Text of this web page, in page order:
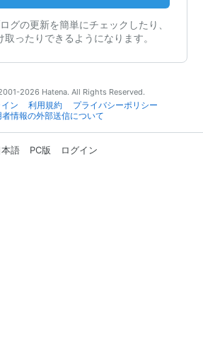
グの更新を簡単にチェックしたり、
ったりできるようになります。
2026 Hatena. All Rights Reserved.
ン 利用規約
プライバシーポリシー
者情報の外部送信について
本語 PC版 ログイン